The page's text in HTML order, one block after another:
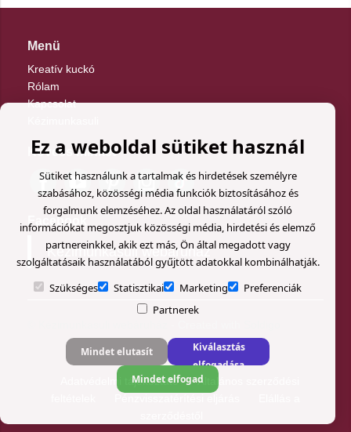
Menü
Kreatív kuckó
Rólam
Kapcsolat
Kövess minket
Facebook
Kézimunkasuli webáruház
Adatvédelmi tájékoztató
Általános szerződési
Ez a weboldal sütiket használ
Sütiket használunk a tartalmak és hirdetések személyre
szabásához, közösségi média funkciók biztosításához és
forgalmunk elemzéséhez. Az oldal használatáról szóló
információkat megosztjuk közösségi média, hirdetési és elemző
partnereinkkel, akik ezt más, Ön által megadott vagy
szolgáltatásaik használatából gyűjtött adatokkal kombinálhatják.
Szükséges
Statisztikai Marketing
Preferenciák
Partnerek
Mindet elutasít
Kiválasztás
elfogadása
Mindet elfogad